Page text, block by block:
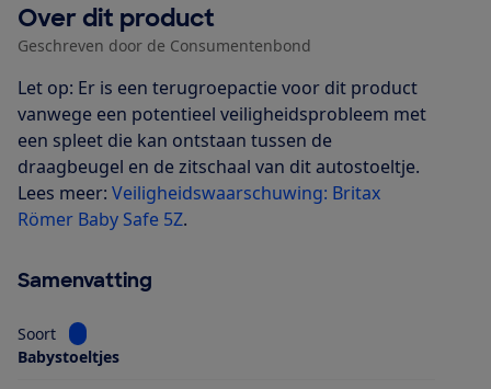
Over dit product
Geschreven door de Consumentenbond
Let op: Er is een terugroepactie voor dit product
vanwege een potentieel veiligheidsprobleem met
een spleet die kan ontstaan tussen de
draagbeugel en de zitschaal van dit autostoeltje.
Lees meer: Veiligheidswaarschuwing: Britax
Römer Baby Safe 5Z.
Samenvatting
Soort
Bekijk informatie voor Soort
Babystoeltjes